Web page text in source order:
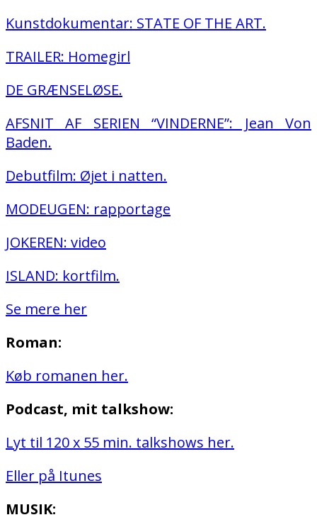
Kunstdokumentar: STATE OF THE ART.
TRAILER: Homegirl
DE GRÆNSELØSE.
AFSNIT AF SERIEN “VINDERNE”: Jean Von
Baden.
Debutfilm: Øjet i natten.
MODEUGEN: rapportage
JOKEREN: video
ISLAND: kortfilm.
Se mere her
Roman:
Køb romanen her.
Podcast, mit talkshow:
Lyt til 120 x 55 min. talkshows her.
Eller på Itunes
MUSIK: